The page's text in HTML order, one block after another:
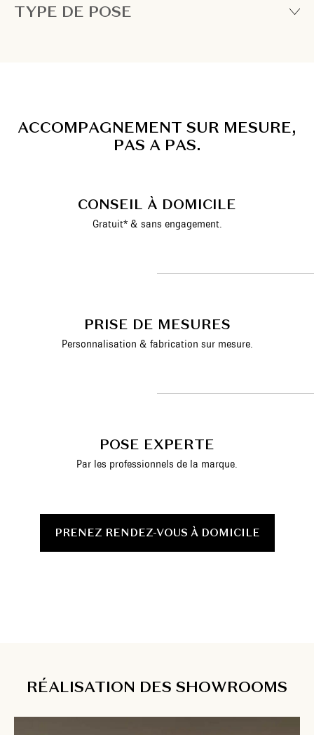
TYPE DE POSE
ACCOMPAGNEMENT SUR MESURE,
PAS A PAS.
CONSEIL À DOMICILE
Gratuit* & sans engagement.
PRISE DE MESURES
Personnalisation & fabrication sur mesure.
POSE EXPERTE
Par les professionnels de la marque.
PRENEZ RENDEZ-VOUS À DOMICILE
RÉALISATION DES SHOWROOMS